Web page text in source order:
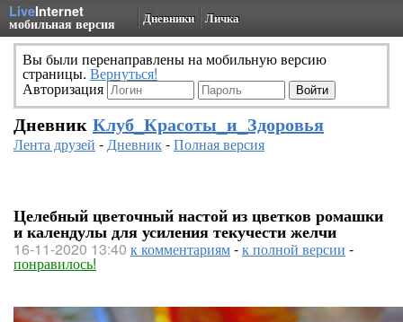
LiveInternet
мобильная версия Дневники Личка
Вы были перенаправлены на мобильную версию
страницы. Вернуться!
Авторизация
Дневник Клуб_Красоты_и_Здоровья
Лента друзей -Дневник-Полная версия
Целебный цветочный настой из цветков ромашки
и календулы для усиления текучести желчи
16-11-2020 13:40 к комментариям-к полной версии -
понравилось!